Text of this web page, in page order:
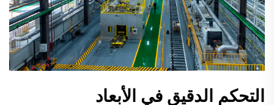
التحكم الدقيق في الأبعاد